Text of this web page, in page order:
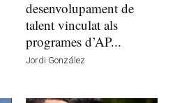
desenvolupament de
talent vinculat als
programes d’AP...
Jordi González